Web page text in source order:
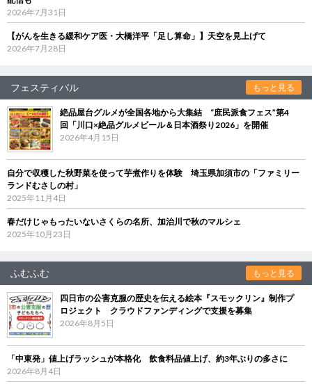
2026年7月31日
【がんを生きる緩和ケア医・大橋洋平「足し算命」】天空を見上げて
2026年7月28日
フェスティバル もっと見る
絶品屋台グルメが全国各地から大集結 “庶民派食フェス”第4
回「川口×絶品グルメビール＆日本酒祭り2026」を開催
2026年4月15日
自分で収穫した秋野菜を使って芋煮作りを体験 埼玉県加須市の「ファミリー
ランドむさしの村」
2025年11月4日
春だけじゃもったいないさくらの名所、加治川で秋のマルシェ
2025年10月23日
ふむふむ もっと見る
四日市の公害克服の歴史を伝える絵本『スモックリン』制作プ
ロジェクト クラウドファンディングで支援を募集
2026年8月5日
「中東発」値上げラッシュが本格化 飲食料品値上げ、約3年ぶりの多さに
2026年8月4日